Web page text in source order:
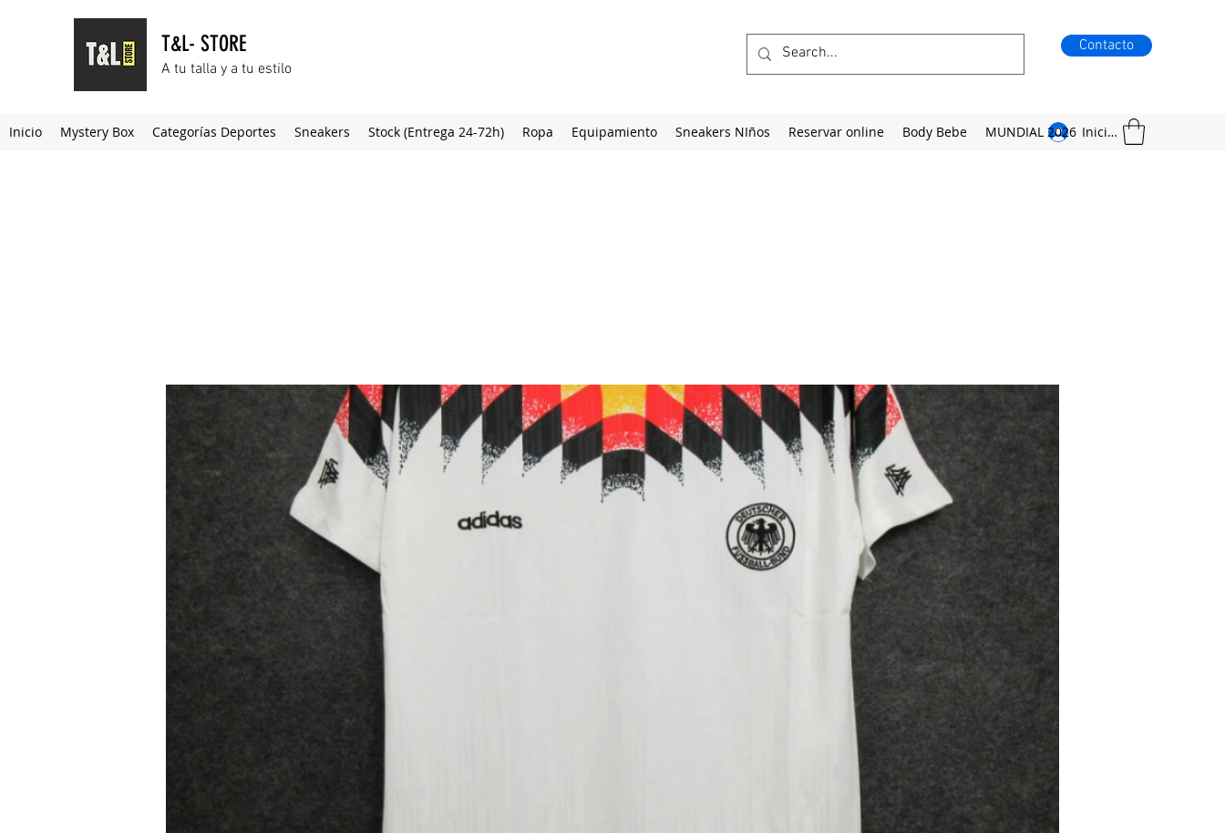
T&L- STORE
A tu talla y a tu estilo
Contacto
Iniciar sesión
Inicio Mystery Box Categorías Deportes Sneakers Stock (Entrega 24-72h) Ropa Equipamiento Sneakers NIños Reservar online Body Bebe MUNDIAL 2026